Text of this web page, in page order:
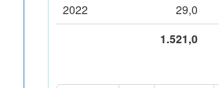
2022
29,0
1.521,0